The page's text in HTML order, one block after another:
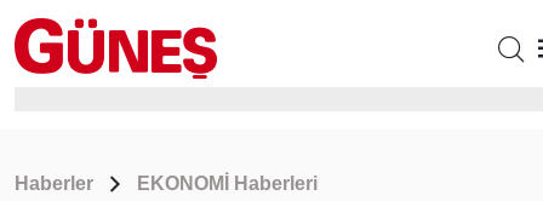
Haberler EKONOMİ Haberleri